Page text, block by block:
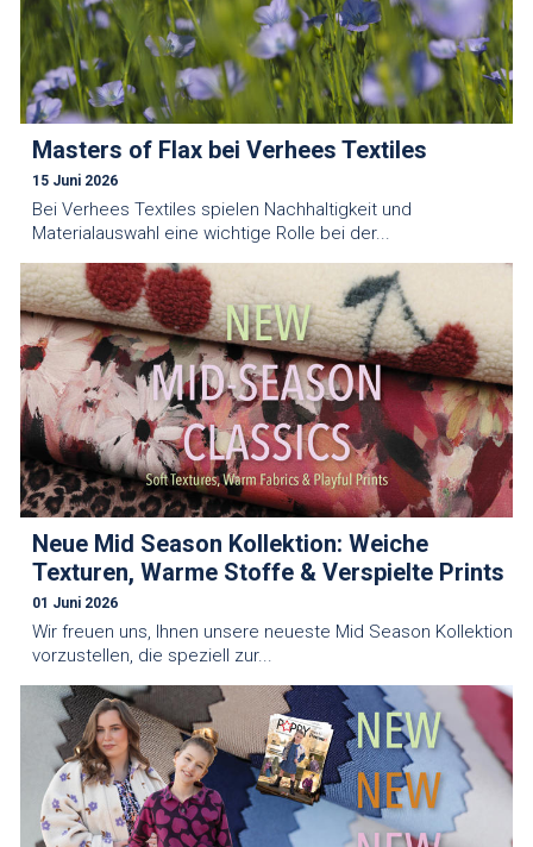
Masters of Flax bei Verhees Textiles
15 Juni 2026
Bei Verhees Textiles spielen Nachhaltigkeit und
Materialauswahl eine wichtige Rolle bei der...
Neue Mid Season Kollektion: Weiche
Texturen, Warme Stoffe & Verspielte Prints
01 Juni 2026
Wir freuen uns, Ihnen unsere neueste Mid Season Kollektion
vorzustellen, die speziell zur...